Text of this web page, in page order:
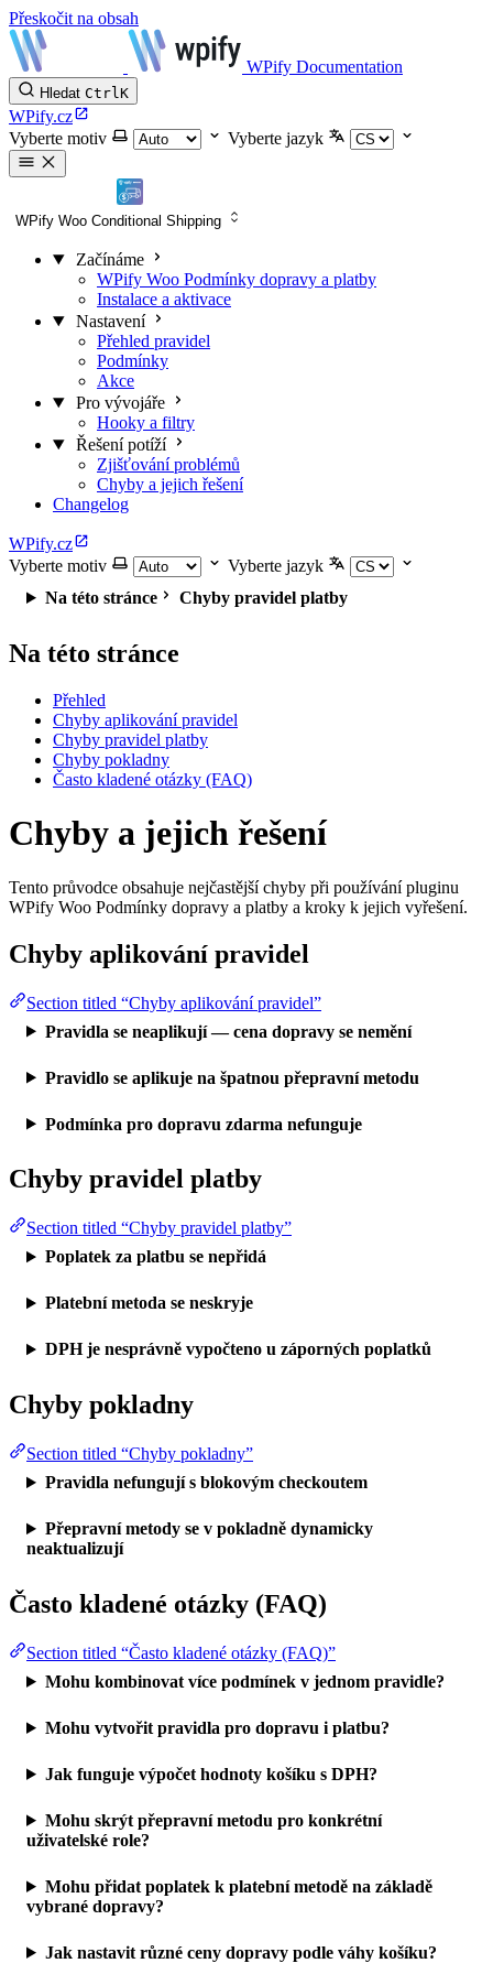
Přeskočit na obsah
WPify Documentation
Hledat CtrlK
WPify.cz
Vyberte motiv
Vyberte jazyk
WPify Woo Conditional Shipping
Začínáme
WPify Woo Podmínky dopravy a platby
Instalace a aktivace
Nastavení
Přehled pravidel
Podmínky
Akce
Pro vývojáře
Hooky a filtry
Řešení potíží
Zjišťování problémů
Chyby a jejich řešení
Changelog
WPify.cz
Vyberte motiv
Vyberte jazyk
Na této stránce
Chyby pravidel platby
Na této stránce
Přehled
Chyby aplikování pravidel
Chyby pravidel platby
Chyby pokladny
Často kladené otázky (FAQ)
Chyby a jejich řešení
Tento průvodce obsahuje nejčastější chyby při používání pluginu
WPify Woo Podmínky dopravy a platby a kroky k jejich vyřešení.
Chyby aplikování pravidel
Section titled “Chyby aplikování pravidel”
Pravidla se neaplikují — cena dopravy se nemění
Pravidlo se aplikuje na špatnou přepravní metodu
Podmínka pro dopravu zdarma nefunguje
Chyby pravidel platby
Section titled “Chyby pravidel platby”
Poplatek za platbu se nepřidá
Platební metoda se neskryje
DPH je nesprávně vypočteno u záporných poplatků
Chyby pokladny
Section titled “Chyby pokladny”
Pravidla nefungují s blokovým checkoutem
Přepravní metody se v pokladně dynamicky
neaktualizují
Často kladené otázky (FAQ)
Section titled “Často kladené otázky (FAQ)”
Mohu kombinovat více podmínek v jednom pravidle?
Mohu vytvořit pravidla pro dopravu i platbu?
Jak funguje výpočet hodnoty košíku s DPH?
Mohu skrýt přepravní metodu pro konkrétní
uživatelské role?
Mohu přidat poplatek k platební metodě na základě
vybrané dopravy?
Jak nastavit různé ceny dopravy podle váhy košíku?